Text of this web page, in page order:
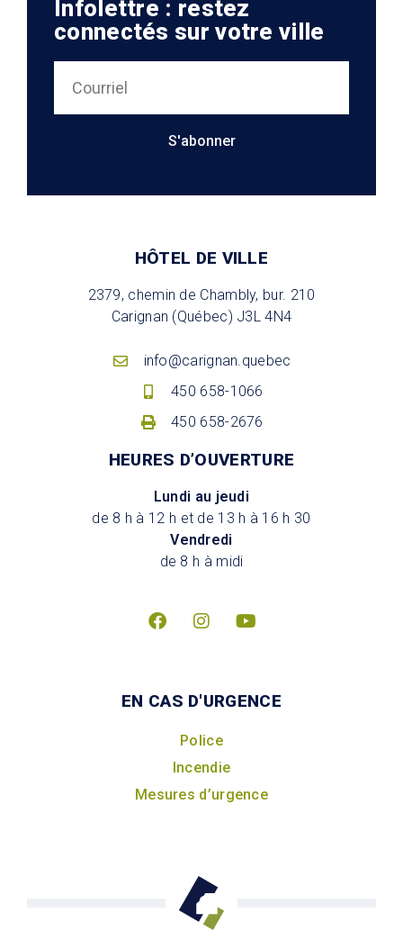
Infolettre : restez
connectés sur votre ville
S'abonner
HÔTEL DE VILLE
2379, chemin de Chambly, bur. 210
Carignan (Québec) J3L 4N4
info@carignan.quebec
450 658-1066
450 658-2676
HEURES D’OUVERTURE
Lundi au jeudi
de 8 h à 12 h et de 13 h à 16 h 30
Vendredi
de 8 h à midi
EN CAS D'URGENCE
Police
Incendie
Mesures d’urgence